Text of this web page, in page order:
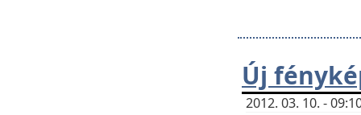
Új
2012. 03. 10. -